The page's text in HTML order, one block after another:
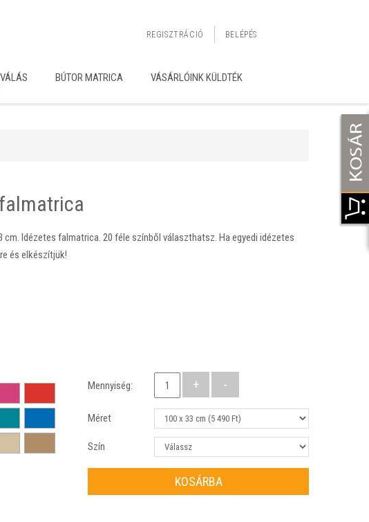
REGISZTRÁCIÓ BELÉPÉS
BÚTOR MATRICA VÁSÁRLÓINK KÜLDTÉK
Idézetes falmatrica. 20 féle színből választhatsz. Ha egyedi idézetes
és elkészítjük!
Mennyiség:
Méret
Szín
KOSÁRBA